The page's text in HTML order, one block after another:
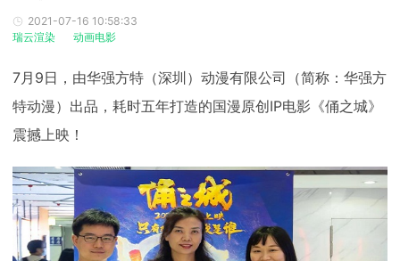
瑞兔百宝箱
瑞兔百宝箱
瑞兔百宝箱
瑞兔百宝箱
瑞兔百宝箱
瑞兔百宝箱
Blender 云渲染方案
Maya AI渲染方案
Blender 云渲染方案
Maya AI渲染方案
Blender 云渲染方案
Maya AI渲染方案
Blender 云渲染方案
Maya AI渲染方案
Blender 云渲染方案
Maya AI渲染方案
Blender 云渲染方案
Maya AI渲染方案
价格
动画价格
云制作价格
动画价格
云制作价格
动画价格
云制作价格
动画价格
云制作价格
动画价格
云制作价格
动画价格
云制作价格
案例
资讯&赛事
新闻资讯
泛CG交流会
新闻资讯
泛CG交流会
新闻资讯
泛CG交流会
新闻资讯
泛CG交流会
新闻资讯
泛CG交流会
新闻资讯
泛CG交流会
青云平台
教育优惠
青云平台
教育优惠
青云平台
教育优惠
青云平台
教育优惠
青云平台
教育优惠
青云平台
教育优惠
关于我们
下载动画客户端
动画客户端
动画客户端
动画客户端
动画客户端
动画客户端
2021-07-16 10:58:33
瑞云渲染
动画电影
7月9日，由华强方特（深圳）动漫有限公司（简称：华强方
特动漫）出品，耗时五年打造的国漫原创IP电影《俑之城》
震撼上映！